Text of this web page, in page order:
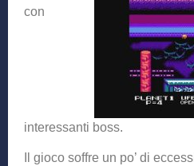
con
interessanti boss.
Il gioco soffre un po’ di